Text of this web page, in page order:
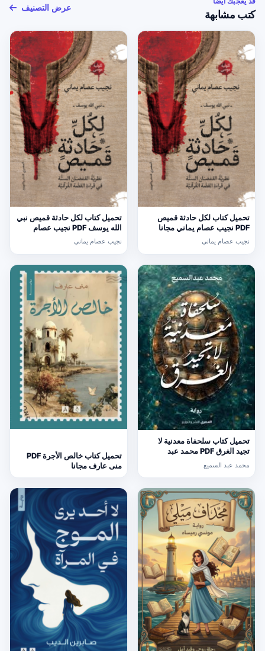
كتب مشابهة
عرض التصنيف
تحميل كتاب لكل حادثة قميص
PDF نجيب عصام يماني مجانا
نجيب عصام يماني
تحميل كتاب لكل حادثة قميص نبي
الله يوسف PDF نجيب عصام
يماني مجانا
نجيب عصام يماني
تحميل كتاب سلحفاة معدنية لا
تجيد الغرق PDF محمد عبد
محمد عبد السميع
تحميل كتاب خالص الأجرة PDF
منى عارف مجانا